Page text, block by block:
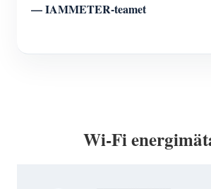
— IAMMETER-teamet
Wi-Fi